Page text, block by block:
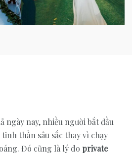
ngày nay, nhiều người bắt đầu
thần sâu sắc thay vì chạy
Đó cũng là lý do private